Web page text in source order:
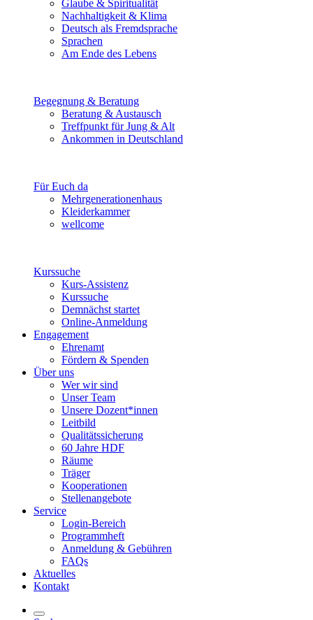
Glaube & Spiritualität
Nachhaltigkeit & Klima
Deutsch als Fremdsprache
Sprachen
Am Ende des Lebens
Begegnung & Beratung
Beratung & Austausch
Treffpunkt für Jung & Alt
Ankommen in Deutschland
Für Euch da
Mehrgenerationenhaus
Kleiderkammer
wellcome
Kurssuche
Kurs-Assistenz
Kurssuche
Demnächst startet
Online-Anmeldung
Engagement
Ehrenamt
Fördern & Spenden
Über uns
Wer wir sind
Unser Team
Unsere Dozent*innen
Leitbild
Qualitätssicherung
60 Jahre HDF
Räume
Träger
Kooperationen
Stellenangebote
Service
Login-Bereich
Programmheft
Anmeldung & Gebühren
FAQs
Aktuelles
Kontakt